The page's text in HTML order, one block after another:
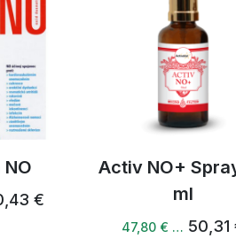
€
Activ NO+
ml
47,80 € … 50,31